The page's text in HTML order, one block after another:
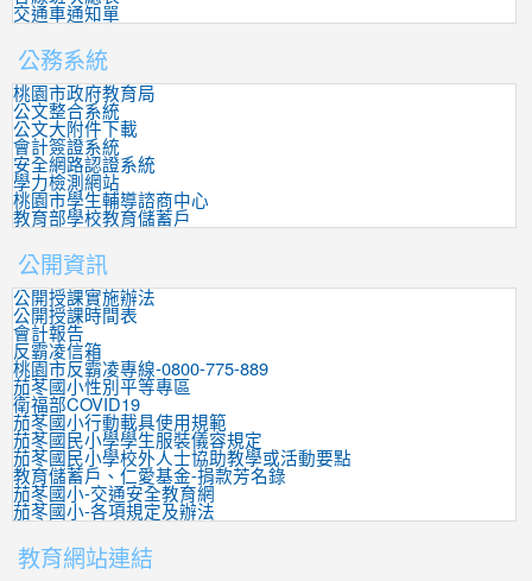
交通車通知單
公務系統
桃園市政府教育局
公文整合系統
公文大附件下載
會計簽證系統
安全網路認證系統
學力檢測網站
桃園市學生輔導諮商中心
教育部學校教育儲蓄戶
公開資訊
公開授課實施辦法
公開授課時間表
會計報告
反霸凌信箱
桃園市反霸凌專線-0800-775-889
茄苳國小性別平等專區
衛福部COVID19
茄苳國小行動載具使用規範
茄苳國民小學學生服裝儀容規定
茄苳國民小學校外人士協助教學或活動要點
教育儲蓄戶、仁愛基金-捐款芳名錄
茄苳國小-交通安全教育網
茄苳國小-各項規定及辦法
教育網站連結